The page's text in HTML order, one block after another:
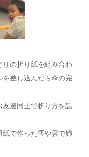
りの折り紙を組み合わ
を差し込んだら傘の完
友達同士で折り方を話
紙で作った雫や雲で飾